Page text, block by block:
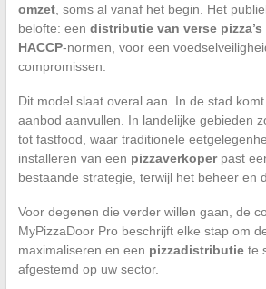
omzet, soms al vanaf het begin. Het
belofte: een distributie van verse pizza’s
HACCP-normen, voor een
compromissen.
Dit model slaat overal aan. In de stad
aanbod aanvullen. In landelijke gebieden
tot fastfood, waar traditionele
installeren van een pizzaverkoperpast
bestaande strategie, terwijl het beheer en
Voor degenen die verder willen gaan, de
MyPizzaDoor Pro beschrijft elke stap om
maximaliseren en een pizzadistributiete
afgestemd op uw sector.